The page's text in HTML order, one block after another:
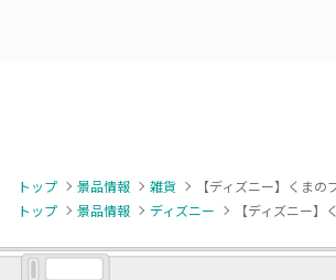
トップ 景品情報 雑貨
トップ
景品情報 ディズニー